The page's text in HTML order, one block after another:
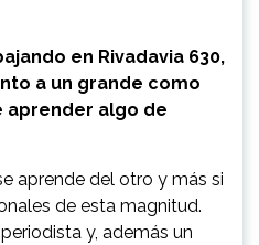
en Rivadavia 630,
a un grande como
aprender algo de
aprende del otro y más si
de esta magnitud.
y, además un